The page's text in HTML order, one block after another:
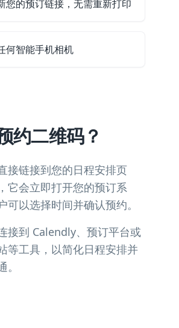
您的预订链接，无需重新打印
何智能手机相机
约二维码？
接链接到您的日程安排页
它会立即打开您的预订系
可以选择时间并确认预约。
接到 Calendly、预订平台或
等工具，以简化日程安排并